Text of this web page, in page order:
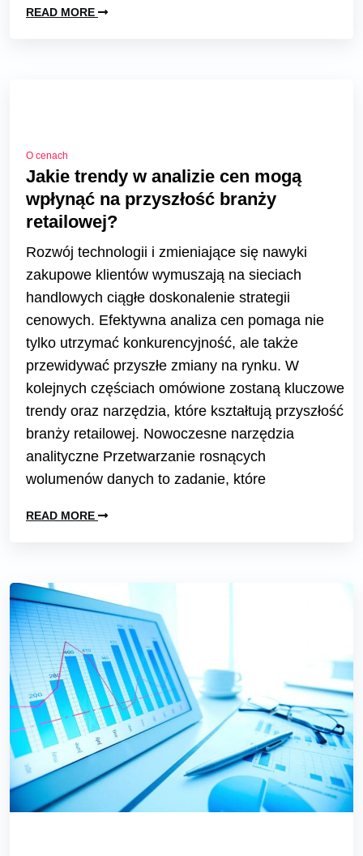
READ MORE
O cenach
Jakie trendy w analizie cen mogą
wpłynąć na przyszłość branży
retailowej?
Rozwój technologii i zmieniające się nawyki
zakupowe klientów wymuszają na sieciach
handlowych ciągłe doskonalenie strategii
cenowych. Efektywna analiza cen pomaga nie
tylko utrzymać konkurencyjność, ale także
przewidywać przyszłe zmiany na rynku. W
kolejnych częściach omówione zostaną kluczowe
trendy oraz narzędzia, które kształtują przyszłość
branży retailowej. Nowoczesne narzędzia
analityczne Przetwarzanie rosnących
wolumenów danych to zadanie, które
READ MORE